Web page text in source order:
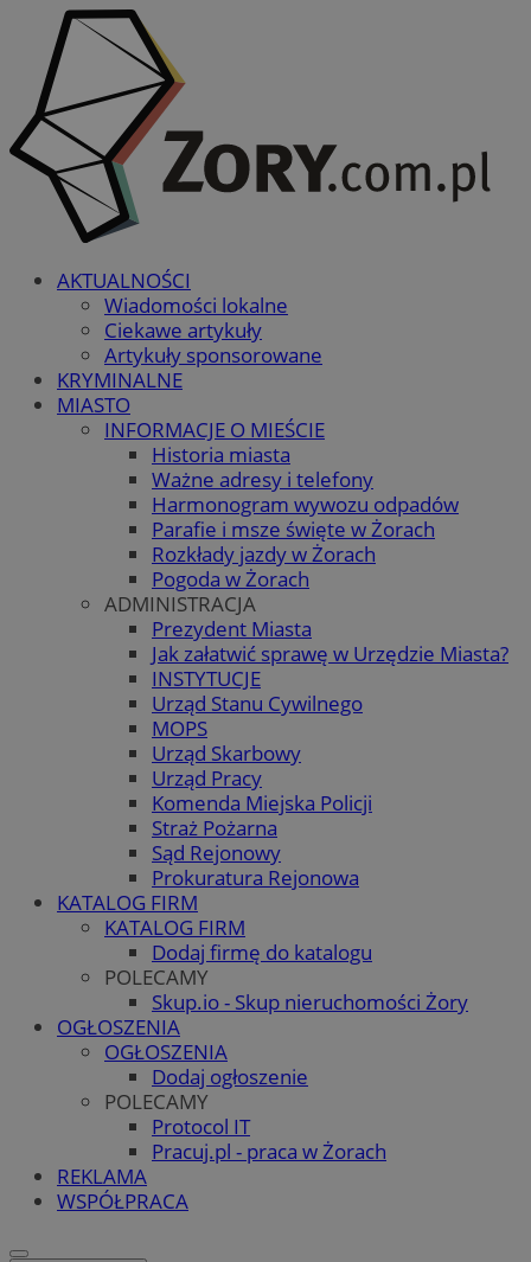
AKTUALNOŚCI
Wiadomości lokalne
Ciekawe artykuły
Artykuły sponsorowane
KRYMINALNE
MIASTO
INFORMACJE O MIEŚCIE
Historia miasta
Ważne adresy i telefony
Harmonogram wywozu odpadów
Parafie i msze święte w Żorach
Rozkłady jazdy w Żorach
Pogoda w Żorach
ADMINISTRACJA
Prezydent Miasta
Jak załatwić sprawę w Urzędzie Miasta?
INSTYTUCJE
Urząd Stanu Cywilnego
MOPS
Urząd Skarbowy
Urząd Pracy
Komenda Miejska Policji
Straż Pożarna
Sąd Rejonowy
Prokuratura Rejonowa
KATALOG FIRM
KATALOG FIRM
Dodaj firmę do katalogu
POLECAMY
Skup.io - Skup nieruchomości Żory
OGŁOSZENIA
OGŁOSZENIA
Dodaj ogłoszenie
POLECAMY
Protocol IT
Pracuj.pl - praca w Żorach
REKLAMA
WSPÓŁPRACA